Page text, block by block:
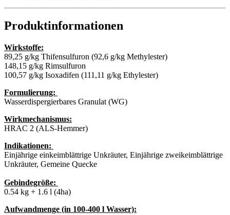
Produktinformationen
Wirkstoffe:
89,25 g/kg Thifensulfuron (92,6 g/kg Methylester)
148,15 g/kg Rimsulfuron
100,57 g/kg Isoxadifen (111,11 g/kg Ethylester)
Formulierung:
Wasserdispergierbares Granulat (WG)
Wirkmechanismus:
HRAC 2 (ALS-Hemmer)
Indikationen:
Einjährige einkeimblättrige Unkräuter, Einjährige zweikeimblättrige
Unkräuter, Gemeine Quecke
Gebindegröße:
0.54 kg + 1.6 l (4ha)
Aufwandmenge (in 100-400 l Wasser):